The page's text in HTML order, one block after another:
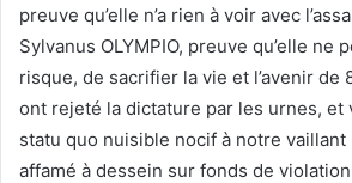
preuve qu’elle n’a rien à voir avec
Sylvanus OLYMPIO, preuve qu’elle ne
risque, de sacrifier la vie et l’avenir de
ont rejeté la dictature par les urnes, et
statu quo nuisible nocif à notre
affamé à dessein sur fonds de